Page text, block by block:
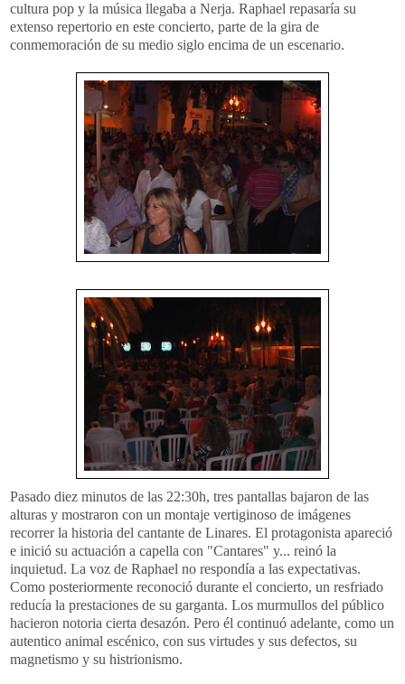
cultura pop y la música llegaba a Nerja. Raphael repasaría su
extenso repertorio en este concierto, parte de la gira de
conmemoración de su medio siglo encima de un escenario.
Pasado diez minutos de las 22:30h, tres pantallas bajaron de las
alturas y mostraron con un montaje vertiginoso de imágenes
recorrer la historia del cantante de Linares. El protagonista apareció
e inició su actuación a capella con "Cantares" y... reinó la
inquietud. La voz de Raphael no respondía a las expectativas.
Como posteriormente reconoció durante el concierto, un resfriado
reducía la prestaciones de su garganta. Los murmullos del público
hacieron notoria cierta desazón. Pero él continuó adelante, como un
autentico animal escénico, con sus virtudes y sus defectos, su
magnetismo y su histrionismo.